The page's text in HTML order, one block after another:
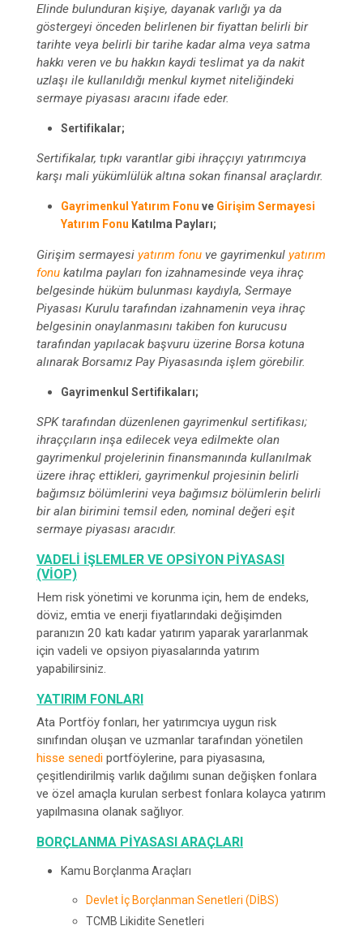
Elinde bulunduran kişiye, dayanak varlığı ya da
göstergeyi önceden belirlenen bir fiyattan belirli bir
tarihte veya belirli bir tarihe kadar alma veya satma
hakkı veren ve bu hakkın kaydi teslimat ya da nakit
uzlaşı ile kullanıldığı menkul kıymet niteliğindeki
sermaye piyasası aracını ifade eder.
Sertifikalar;
Sertifikalar, tıpkı varantlar gibi ihraççıyı yatırımcıya
karşı mali yükümlülük altına sokan finansal araçlardır.
Gayrimenkul Yatırım Fonu ve Girişim Sermayesi
Yatırım Fonu Katılma Payları;
Girişim sermayesi yatırım fonu ve gayrimenkul yatırım
fonu katılma payları fon izahnamesinde veya ihraç
belgesinde hüküm bulunması kaydıyla, Sermaye
Piyasası Kurulu tarafından izahnamenin veya ihraç
belgesinin onaylanmasını takiben fon kurucusu
tarafından yapılacak başvuru üzerine Borsa kotuna
alınarak Borsamız Pay Piyasasında işlem görebilir.
Gayrimenkul Sertifikaları;
SPK tarafından düzenlenen gayrimenkul sertifikası;
ihraççıların inşa edilecek veya edilmekte olan
gayrimenkul projelerinin finansmanında kullanılmak
üzere ihraç ettikleri, gayrimenkul projesinin belirli
bağımsız bölümlerini veya bağımsız bölümlerin belirli
bir alan birimini temsil eden, nominal değeri eşit
sermaye piyasası aracıdır.
VADELI İŞLEMLER VE OPSIYON PIYASASI
(VİOP)
Hem risk yönetimi ve korunma için, hem de endeks,
döviz, emtia ve enerji fiyatlarındaki değişimden
paranızın 20 katı kadar yatırım yaparak yararlanmak
için vadeli ve opsiyon piyasalarında yatırım
yapabilirsiniz.
YATIRIM FONLARI
Ata Portföy fonları, her yatırımcıya uygun risk
sınıfından oluşan ve uzmanlar tarafından yönetilen
hisse senedi portföylerine, para piyasasına,
çeşitlendirilmiş varlık dağılımı sunan değişken fonlara
ve özel amaçla kurulan serbest fonlara kolayca yatırım
yapılmasına olanak sağlıyor.
BORÇLANMA PIYASASI ARAÇLARI
Kamu Borçlanma Araçları
Devlet İç Borçlanman Senetleri (DİBS)
TCMB Likidite Senetleri